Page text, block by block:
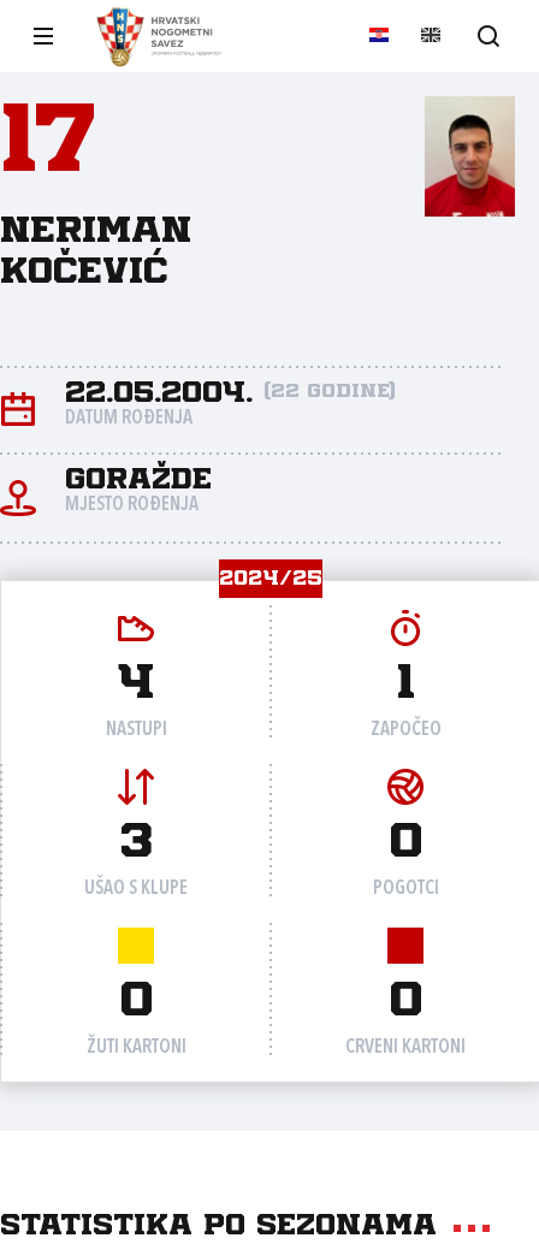
17
Neriman
Kočević
22.05.2004. (22 godine)
DATUM ROĐENJA
Goražde
MJESTO ROĐENJA
2024/25
4
NASTUPI
1
ZAPOČEO
3
UŠAO S KLUPE
0
POGOTCI
0
ŽUTI KARTONI
0
CRVENI KARTONI
Statistika po sezonama